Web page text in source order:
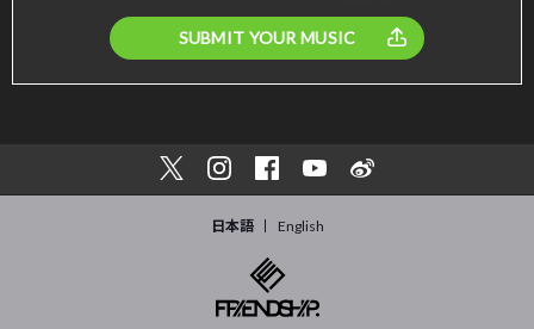
SUBMIT YOUR MUSIC
日本語 English